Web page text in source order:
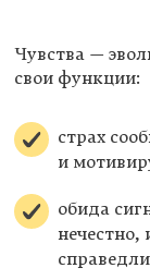
Чувства —
свои функции:
страх
и
обида
нечестно,